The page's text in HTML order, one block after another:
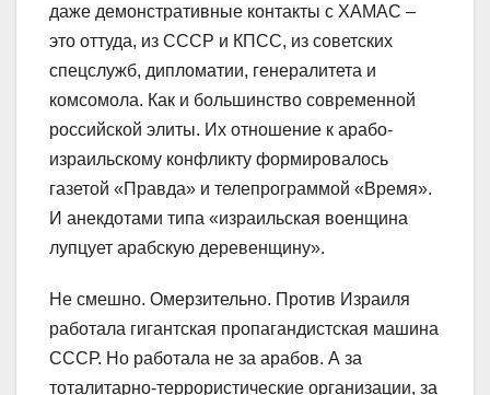
даже демонстративные контакты с ХАМАС –
это оттуда, из СССР и КПСС, из советских
спецслужб, дипломатии, генералитета и
комсомола. Как и большинство современной
российской элиты. Их отношение к арабо-
израильскому конфликту формировалось
газетой «Правда» и телепрограммой «Время».
И анекдотами типа «израильская военщина
лупцует арабскую деревенщину».
Не смешно. Омерзительно. Против Израиля
работала гигантская пропагандистская машина
СССР. Но работала не за арабов. А за
тоталитарно-террористические организации, за